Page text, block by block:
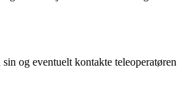
og eventuelt kontakte teleoperatøren